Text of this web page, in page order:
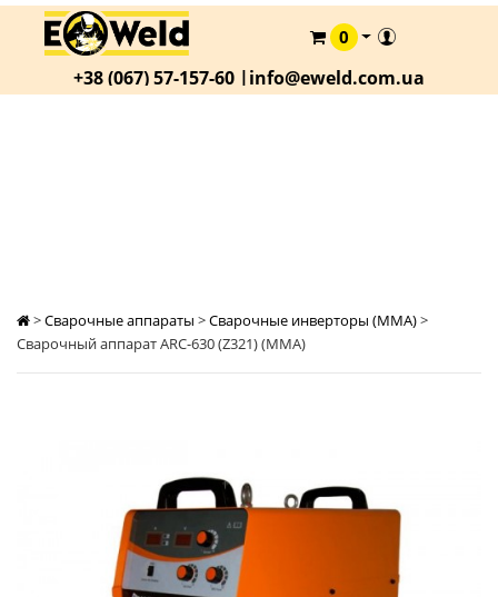
КАТАЛОГ
О
КОНТАКТЫ
0
+38 (067) 57-157-60 |info@eweld.com.ua
>Сварочные аппараты >Сварочные инверторы (MMA)>
Сварочный аппарат ARC-630 (Z321) (MMA)